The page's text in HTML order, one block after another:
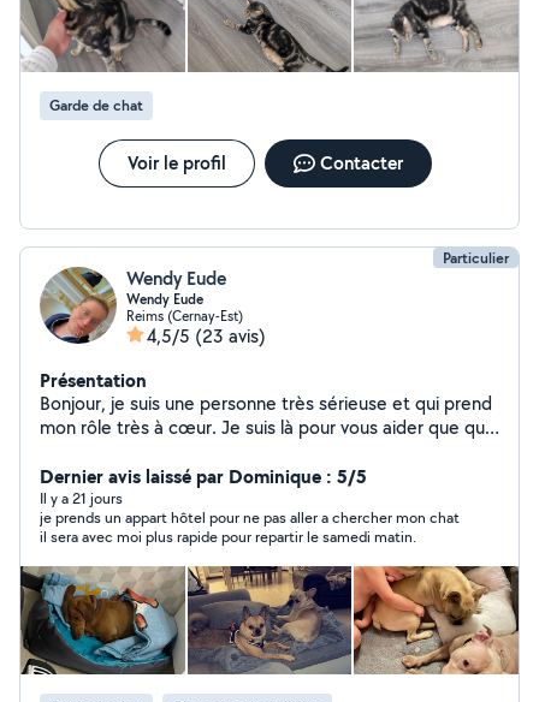
Garde de chat
Voir le profil Contacter
Particulier
Wendy Eude
Wendy Eude
Reims (Cernay-Est)
4,5/5 (23 avis)
Présentation
Bonjour, je suis une personne très sérieuse et qui prend
mon rôle très à cœur. Je suis là pour vous aider que que
lavage si besoin , Sois garde d'animaux tous types . Sois
garde d'enfants je suis quelqu'un qui est très
arrangeante et très fiable et très rapide. Toujours très
rapide à répondre également au message
Dernier avis laissé par Dominique : 5/5
Il y a 21 jours
je prends un appart hôtel pour ne pas aller a chercher mon chat
il sera avec moi plus rapide pour repartir le samedi matin.